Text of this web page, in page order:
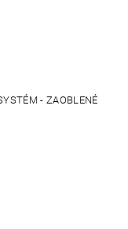
- ZAOBLENÉ